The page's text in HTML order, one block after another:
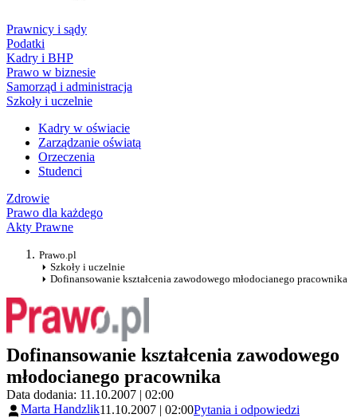
Prawnicy i sądy
Podatki
Kadry i BHP
Prawo w biznesie
Samorząd i administracja
Szkoły i uczelnie
Kadry w oświacie
Zarządzanie oświatą
Orzeczenia
Studenci
Zdrowie
Prawo dla każdego
Akty Prawne
Prawo.pl
Szkoły i uczelnie
Dofinansowanie kształcenia zawodowego młodocianego pracownika
Dofinansowanie kształcenia zawodowego
młodocianego pracownika
Data dodania: 11.10.2007 | 02:00
Marta Handzlik11.10.2007 | 02:00Pytania i odpowiedzi